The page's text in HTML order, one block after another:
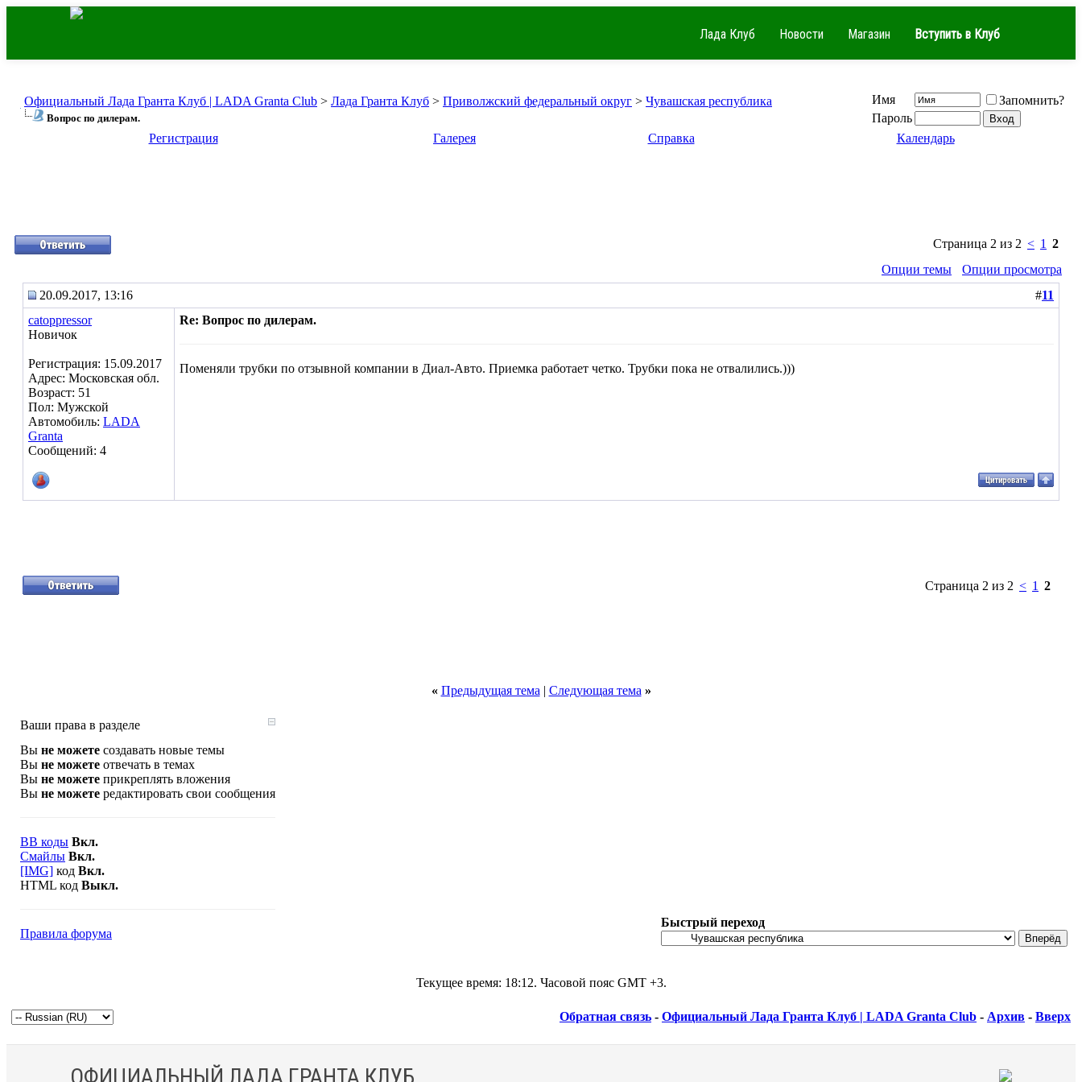
Лада Клуб Новости Магазин Вступить в Клуб
Официальный Лада Гранта Клуб | LADA Granta Club > Лада Гранта Клуб > Приволжский федеральный округ > Чувашская республика
Вопрос по дилерам.
Имя
Запомнить?
Пароль
Регистрация
Галерея Справка Календарь
Страница 2 из 2 < 1 2
Опции темы
Опции просмотра
20.09.2017, 13:16
#11
catoppressor
Новичок
Регистрация: 15.09.2017
Адрес: Московская обл.
Возраст: 51
Пол: Мужской
Автомобиль: LADA
Granta
Сообщений: 4
Re: Вопрос по дилерам.
Поменяли трубки по отзывной компании в Диал-Авто. Приемка работает четко. Трубки пока не отвалились.)))
Страница 2 из 2 < 1 2
« Предыдущая тема | Следующая тема »
Ваши права в разделе
Вы не можете создавать новые темы
Вы не можете отвечать в темах
Вы не можете прикреплять вложения
Вы не можете редактировать свои сообщения
BB коды Вкл.
Смайлы Вкл.
[IMG] код Вкл.
HTML код Выкл.
Правила форума
Быстрый переход
Текущее время: 18:12. Часовой пояс GMT +3.
Обратная связь - Официальный Лада Гранта Клуб | LADA Granta Club - Архив - Вверх